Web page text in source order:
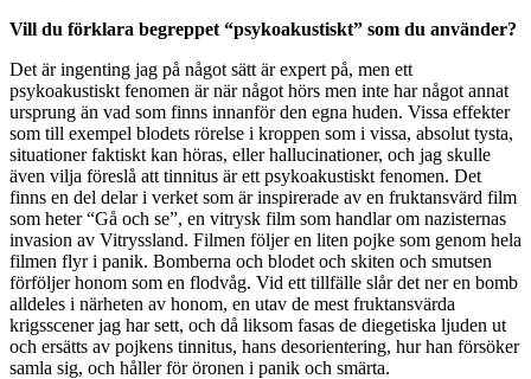
Vill du förklara begreppet “psykoakustiskt” som du använder?
Det är ingenting jag på något sätt är expert på, men ett
psykoakustiskt fenomen är när något hörs men inte har något annat
ursprung än vad som finns innanför den egna huden. Vissa effekter
som till exempel blodets rörelse i kroppen som i vissa, absolut tysta,
situationer faktiskt kan höras, eller hallucinationer, och jag skulle
även vilja föreslå att tinnitus är ett psykoakustiskt fenomen. Det
finns en del delar i verket som är inspirerade av en fruktansvärd film
som heter “Gå och se”, en vitrysk film som handlar om nazisternas
invasion av Vitryssland. Filmen följer en liten pojke som genom hela
filmen flyr i panik. Bomberna och blodet och skiten och smutsen
förföljer honom som en flodvåg. Vid ett tillfälle slår det ner en bomb
alldeles i närheten av honom, en utav de mest fruktansvärda
krigsscener jag har sett, och då liksom fasas de diegetiska ljuden ut
och ersätts av pojkens tinnitus, hans desorientering, hur han försöker
samla sig, och håller för öronen i panik och smärta.